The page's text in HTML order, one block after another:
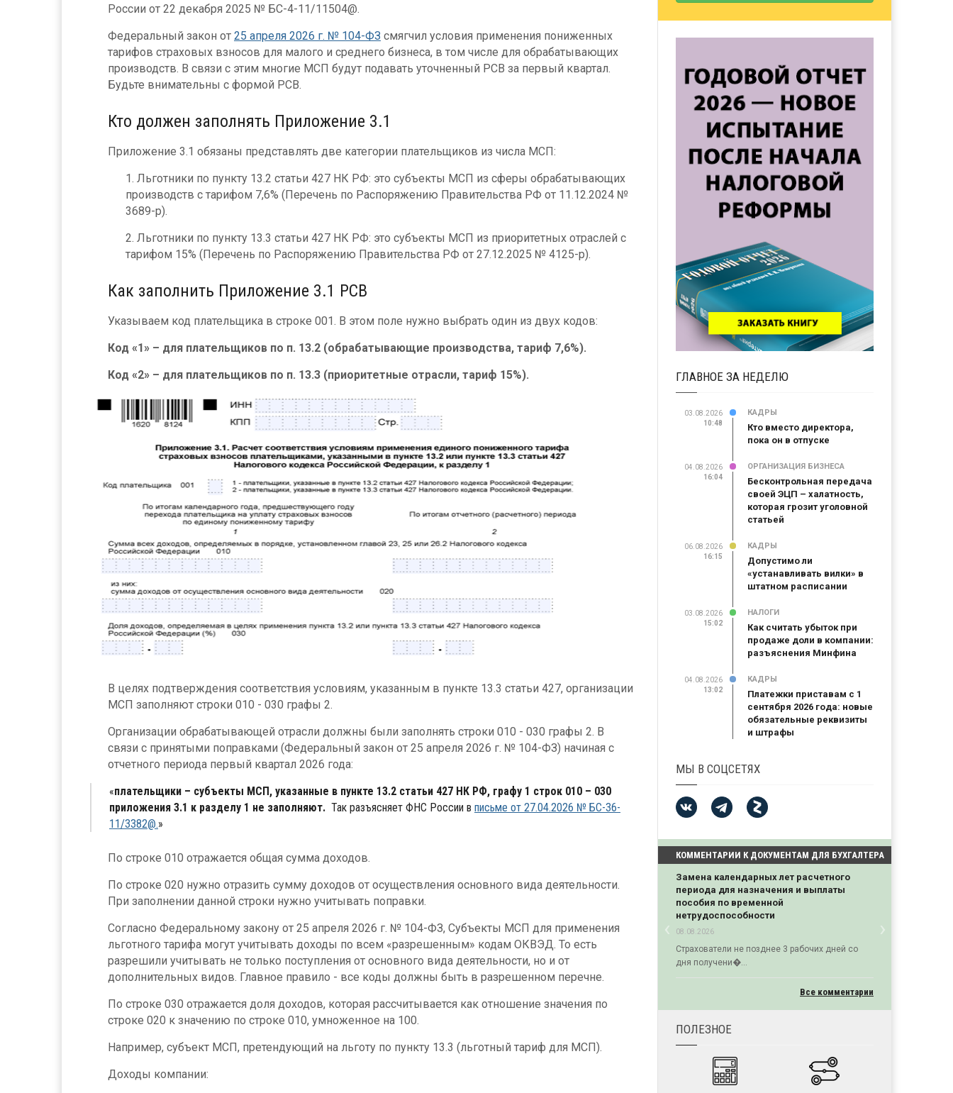
России от 22 декабря 2025 № БС-4-11/11504@.
Федеральный закон от 25 апреля 2026 г. № 104-ФЗ смягчил условия применения пониженных
тарифов страховых взносов для малого и среднего бизнеса, в том числе для обрабатывающих
производств. В связи с этим многие МСП будут подавать уточненный РСВ за первый квартал.
Будьте внимательны с формой РСВ.
Кто должен заполнять Приложение 3.1
Приложение 3.1 обязаны представлять две категории плательщиков из числа МСП:
Льготники по пункту 13.2 статьи 427 НК РФ: это субъекты МСП из сферы обрабатывающих
производств с тарифом 7,6% (Перечень по Распоряжению Правительства РФ от 11.12.2024 №
3689-р).
Льготники по пункту 13.3 статьи 427 НК РФ: это субъекты МСП из приоритетных отраслей с
тарифом 15% (Перечень по Распоряжению Правительства РФ от 27.12.2025 № 4125-р).
Как заполнить Приложение 3.1 РСВ
Указываем код плательщика в строке 001. В этом поле нужно выбрать один из двух кодов:
Код «1» – для плательщиков по п. 13.2 (обрабатывающие производства, тариф 7,6%).
Код «2» – для плательщиков по п. 13.3 (приоритетные отрасли, тариф 15%).
В целях подтверждения соответствия условиям, указанным в пункте 13.3 статьи 427, организации
МСП заполняют строки 010 - 030 графы 2.
Организации обрабатывающей отрасли должны были заполнять строки 010 - 030 графы 2. В
связи с принятыми поправками (Федеральный закон от 25 апреля 2026 г. № 104-ФЗ) начиная с
отчетного периода первый квартал 2026 года:
плательщики – субъекты МСП, указанные в пункте 13.2 статьи 427 НК РФ, графу 1 строк 010 – 030
приложения 3.1 к разделу 1 не заполняют. Так разъясняет ФНС России в письме от 27.04.2026 № БС-36-
11/3382@.
По строке 010 отражается общая сумма доходов.
По строке 020 нужно отразить сумму доходов от осуществления основного вида деятельности.
При заполнении данной строки нужно учитывать поправки.
Согласно Федеральному закону от 25 апреля 2026 г. № 104-ФЗ, Субъекты МСП для применения
льготного тарифа могут учитывать доходы по всем «разрешенным» кодам ОКВЭД. То есть
разрешили учитывать не только поступления от основного вида деятельности, но и от
дополнительных видов. Главное правило - все коды должны быть в разрешенном перечне.
По строке 030 отражается доля доходов, которая рассчитывается как отношение значения по
строке 020 к значению по строке 010, умноженное на 100.
Например, субъект МСП, претендующий на льготу по пункту 13.3 (льготный тариф для МСП).
Доходы компании:
ГЛАВНОЕ ЗА НЕДЕЛЮ
03.08.2026
10:48
КАДРЫ
Кто вместо директора,
пока он в отпуске
04.08.2026
16:04
ОРГАНИЗАЦИЯ БИЗНЕСА
Бесконтрольная передача
своей ЭЦП – халатность,
которая грозит уголовной
статьей
06.08.2026
16:15
КАДРЫ
Допустимо ли
«устанавливать вилки» в
штатном расписании
03.08.2026
15:02
НАЛОГИ
Как считать убыток при
продаже доли в компании:
разъяснения Минфина
04.08.2026
13:02
КАДРЫ
Платежки приставам с 1
сентября 2026 года: новые
обязательные реквизиты
и штрафы
МЫ В СОЦСЕТЯХ
КОММЕНТАРИИ К ДОКУМЕНТАМ ДЛЯ БУХГАЛТЕРА
Замена календарных лет расчетного
периода для назначения и выплаты
пособия по временной
нетрудоспособности
08.08.2026
Страхователи не позднее 3 рабочих дней со
дня получени�...
‹Previous ›Next
Все комментарии
ПОЛЕЗНОЕ